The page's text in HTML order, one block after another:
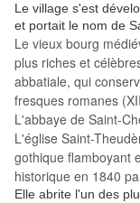
Le village s'est
et portait le nom de
Le vieux bourg
plus riches et
abbatiale, qui
fresques romanes
L'abbaye de Saint-
L'église Saint-
gothique flamboyant
historique en 1840
Elle abrite l'un des